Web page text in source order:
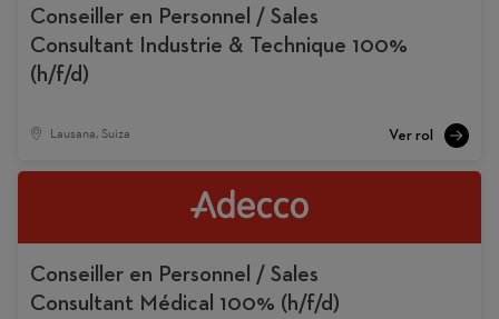
Conseiller en Personnel / Sales
Consultant Industrie & Technique 100%
(h/f/d)
Lausana, Suiza
Conseiller en Personnel / Sales
Consultant Médical 100% (h/f/d)